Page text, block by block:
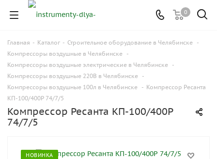
0
Главная - Каталог - Строительное оборудование в Челябинске -
Компрессоры воздушные в Челябинске -
Компрессоры воздушные электрические в Челябинске -
Компрессоры воздушные 220В в Челябинске -
Компрессоры воздушные 100л в Челябинске - Компрессор Ресанта
КП-100/400Р 74/7/5
Компрессор Ресанта КП-100/400Р
74/7/5
НОВИНКА